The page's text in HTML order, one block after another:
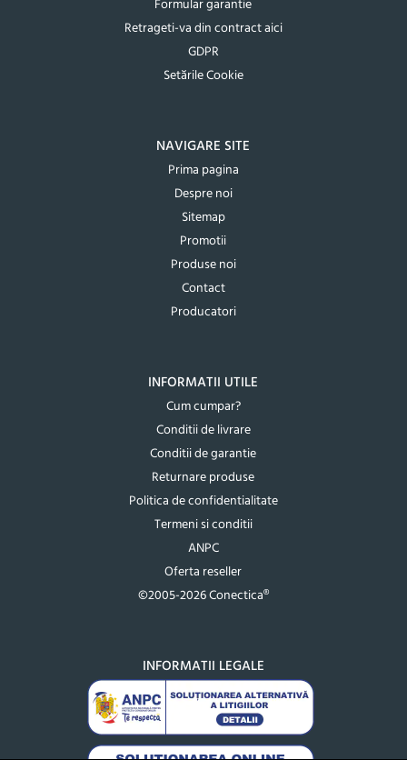
Formular garantie
Retrageti-va din contract aici
GDPR
Setările Cookie
NAVIGARE SITE
Prima pagina
Despre noi
Sitemap
Promotii
Produse noi
Contact
Producatori
INFORMATII UTILE
Cum cumpar?
Conditii de livrare
Conditii de garantie
Returnare produse
Politica de confidentialitate
Termeni si conditii
ANPC
Oferta reseller
©2005-2026 Conectica®
INFORMATII LEGALE